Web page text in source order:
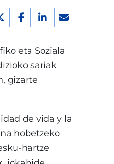
eta Soziala
sariak
gizarte
de vida y la
hobetzeko
hartze